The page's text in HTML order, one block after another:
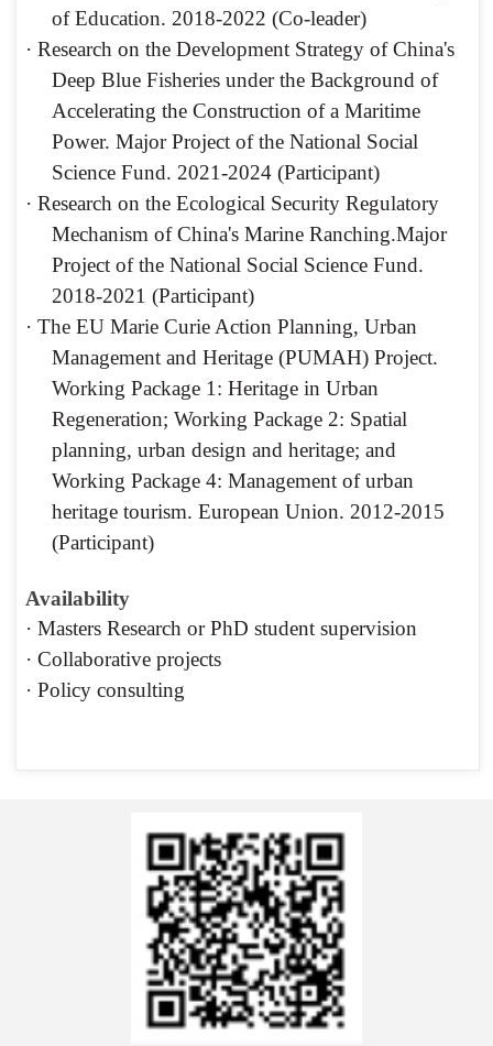
of Education. 2018-2022 (Co-leader)
·Research on the Development Strategy of China's
Deep Blue Fisheries under the Background of
Accelerating the Construction of a Maritime
Power. Major Project of the National Social
Science Fund. 2021-2024 (Participant)
·Research on the Ecological Security Regulatory
Mechanism of China's Marine Ranching.Major
Project of the National Social Science Fund.
2018-2021 (Participant)
·The EU Marie Curie Action Planning, Urban
Management and Heritage (PUMAH) Project.
Working Package 1: Heritage in Urban
Regeneration; Working Package 2: Spatial
planning, urban design and heritage; and
Working Package 4: Management of urban
heritage tourism. European Union. 2012-2015
(Participant)
Availability
·Masters Research or PhD student supervision
·Collaborative projects
·Policy consulting